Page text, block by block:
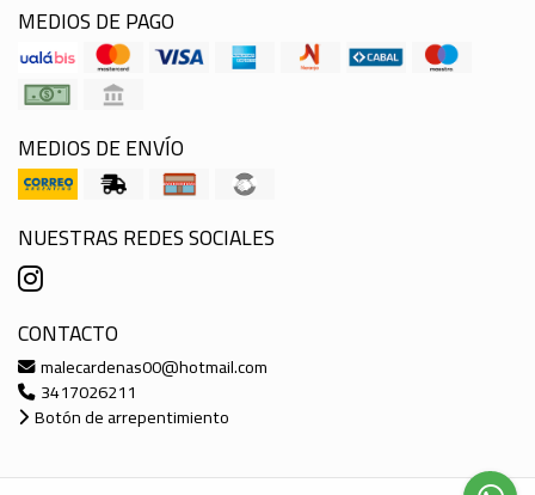
MEDIOS DE PAGO
MEDIOS DE ENVÍO
NUESTRAS REDES SOCIALES
CONTACTO
malecardenas00@hotmail.com
3417026211
Botón de arrepentimiento